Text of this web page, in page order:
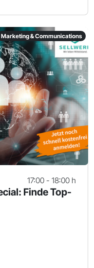
Marketing & Communications
17:00 - 18:00 h
Finde Top-